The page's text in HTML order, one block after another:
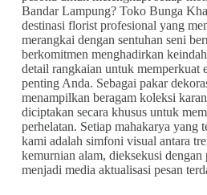
Bandar Lampung? Toko Bunga
destinasi florist profesional yang
merangkai dengan sentuhan seni
berkomitmen menghadirkan
detail rangkaian untuk memperkuat
penting Anda. Sebagai pakar
menampilkan beragam koleksi
diciptakan secara khusus untuk
perhelatan. Setiap mahakarya yang
kami adalah simfoni visual antara
kemurnian alam, dieksekusi
menjadi media aktualisasi pesan